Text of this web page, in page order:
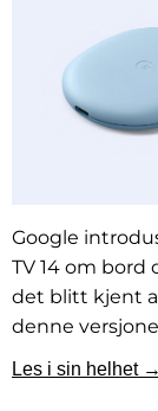
Google
TV 14 om bord
det blitt kjent
denne
Les i sin helhet →